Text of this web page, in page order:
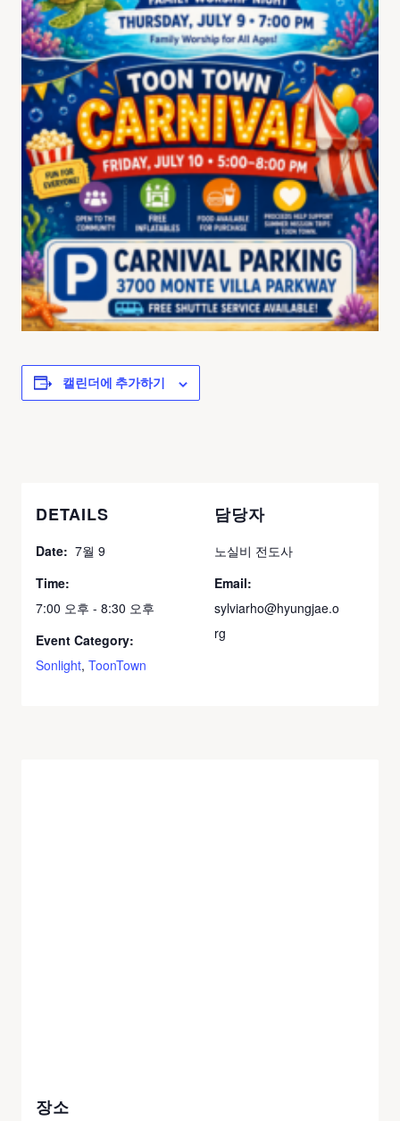
캘린더에 추가하기
DETAILS
Date: 7월 9
Time:
7:00 오후 - 8:30 오후
Event Category:
Sonlight, ToonTown
담당자
노실비 전도사
Email:
sylviarho@hyungjae.o
rg
장소